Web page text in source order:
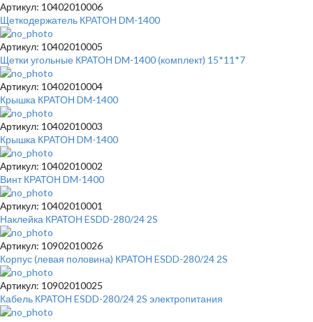
Артикул: 10402010006
Щеткодержатель КРАТОН DM-1400
Артикул: 10402010005
Щетки угольные КРАТОН DM-1400 (комплект) 15*11*7
Артикул: 10402010004
Крышка КРАТОН DM-1400
Артикул: 10402010003
Крышка КРАТОН DM-1400
Артикул: 10402010002
Винт КРАТОН DM-1400
Артикул: 10402010001
Наклейка КРАТОН ESDD-280/24 2S
Артикул: 10902010026
Корпус (левая половина) КРАТОН ESDD-280/24 2S
Артикул: 10902010025
Кабель КРАТОН ESDD-280/24 2S электропитания